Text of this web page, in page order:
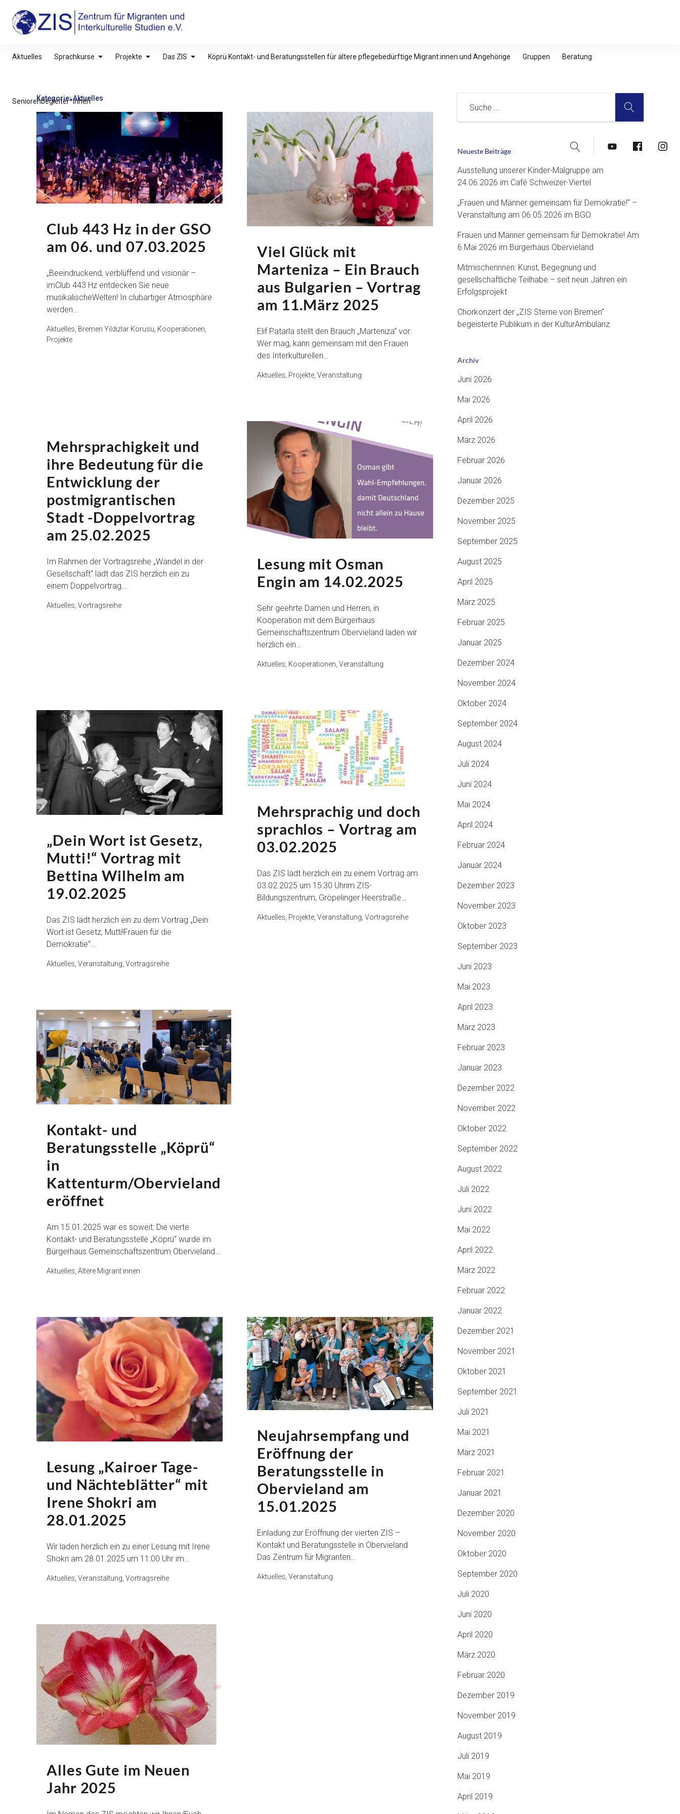
überspringen
ZIS – Zentrum für Migranten und Interkulturelle Studien e.V.
Aktuelles Sprachkurse Projekte Das ZIS Köprü Kontakt- und Beratungsstellen für ältere pflegebedürftige Migrant:innen und Angehörige Gruppen Beratung
Seniorenbegleiter*innen
Suche YouTubeFacebook
Kategorie:Aktuelles
Club 443 Hz in der GSO
am 06. und 07.03.2025
„Beeindruckend, verblüffend und visionär –
imClub 443 Hz entdecken Sie neue
musikalischeWelten! In clubartiger Atmosphäre
werden…
Aktuelles, Bremen Yıldızlar Korusu, Kooperationen,
Projekte
Viel Glück mit
Marteniza – Ein Brauch
aus Bulgarien – Vortrag
am 11.März 2025
Elif Patarla stellt den Brauch „Marteniza“ vor.
Wer mag, kann gemeinsam mit den Frauen
des Interkulturellen…
Aktuelles, Projekte, Veranstaltung
Mehrsprachigkeit und
ihre Bedeutung für die
Entwicklung der
postmigrantischen
Stadt -Doppelvortrag
am 25.02.2025
Im Rahmen der Vortragsreihe „Wandel in der
Gesellschaft“ lädt das ZIS herzlich ein zu
einem Doppelvortrag…
Aktuelles, Vortragsreihe
Lesung mit Osman
Engin am 14.02.2025
Sehr geehrte Damen und Herren, in
Kooperation mit dem Bürgerhaus
Gemeinschaftszentrum Obervieland laden wir
herzlich ein…
Aktuelles, Kooperationen, Veranstaltung
„Dein Wort ist Gesetz,
Mutti!“ Vortrag mit
Bettina Wilhelm am
19.02.2025
Das ZIS lädt herzlich ein zu dem Vortrag „Dein
Wort ist Gesetz, Mutti!Frauen für die
Demokratie“…
Aktuelles, Veranstaltung, Vortragsreihe
Mehrsprachig und doch
sprachlos – Vortrag am
03.02.2025
Das ZIS lädt herzlich ein zu einem Vortrag am
03.02.2025 um 15:30 Uhrim ZIS-
Bildungszentrum, Gröpelinger Heerstraße…
Aktuelles, Projekte, Veranstaltung, Vortragsreihe
Kontakt- und
Beratungsstelle „Köprü“
in
Kattenturm/Obervieland
eröffnet
Am 15.01.2025 war es soweit: Die vierte
Kontakt- und Beratungsstelle „Köprü“ wurde im
Bürgerhaus Gemeinschaftszentrum Obervieland…
Aktuelles, Ältere Migrant:innen
Lesung „Kairoer Tage-
und Nächteblätter“ mit
Irene Shokri am
28.01.2025
Wir laden herzlich ein zu einer Lesung mit Irene
Shokri am 28.01.2025 um 11:00 Uhr im…
Aktuelles, Veranstaltung, Vortragsreihe
Neujahrsempfang und
Eröffnung der
Beratungsstelle in
Obervieland am
15.01.2025
Einladung zur Eröffnung der vierten ZIS –
Kontakt und Beratungsstelle in Obervieland
Das Zentrum für Migranten…
Aktuelles, Veranstaltung
Alles Gute im Neuen
Jahr 2025
Neueste Beiträge
Ausstellung unserer Kinder-Malgruppe am
24.06.2026 im Café Schweizer-Viertel
„Frauen und Männer gemeinsam für Demokratie!“ –
Veranstaltung am 06.05.2026 im BGO
Frauen und Männer gemeinsam für Demokratie! Am
6.Mai 2026 im Bürgerhaus Obervieland
Mitmischerinnen: Kunst, Begegnung und
gesellschaftliche Teilhabe – seit neun Jahren ein
Erfolgsprojekt
Chorkonzert der „ZIS Sterne von Bremen“
begeisterte Publikum in der KulturAmbulanz
Archiv
Juni 2026
Mai 2026
April 2026
März 2026
Februar 2026
Januar 2026
Dezember 2025
November 2025
September 2025
August 2025
April 2025
März 2025
Februar 2025
Januar 2025
Dezember 2024
November 2024
Oktober 2024
September 2024
August 2024
Juli 2024
Juni 2024
Mai 2024
April 2024
Februar 2024
Januar 2024
Dezember 2023
November 2023
Oktober 2023
September 2023
Juni 2023
Mai 2023
April 2023
März 2023
Februar 2023
Januar 2023
Dezember 2022
November 2022
Oktober 2022
September 2022
August 2022
Juli 2022
Juni 2022
Mai 2022
April 2022
März 2022
Februar 2022
Januar 2022
Dezember 2021
November 2021
Oktober 2021
September 2021
Juli 2021
Mai 2021
März 2021
Februar 2021
Januar 2021
Dezember 2020
November 2020
Oktober 2020
September 2020
Juli 2020
Juni 2020
April 2020
März 2020
Februar 2020
Dezember 2019
November 2019
August 2019
Juli 2019
Mai 2019
April 2019